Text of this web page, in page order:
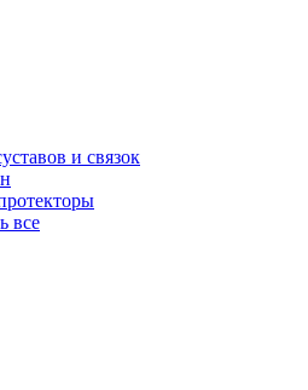
и связок
все